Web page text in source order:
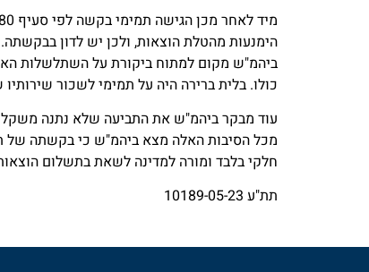
הימנעות מהטלת הוצאות, ולכן יש לדון
ביהמ"ש מקום למתוח ביקורת על השתלשלות
כולו. בלית ברירה היה על תמימי לשכור
עוד מבקר ביהמ"ש את התביעה שלא נתנה
מכל הסיבות האלה מצא ביהמ"ש כי בקשתה של
חלקי בלבד ומורה למדינה לשאת בתשלום הוצאות על סך
תת"ע 10189-05-23